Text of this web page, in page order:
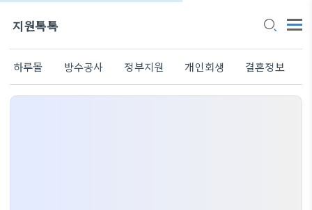
지원톡톡
하루몰 방수공사 정부지원 개인회생 결혼정보